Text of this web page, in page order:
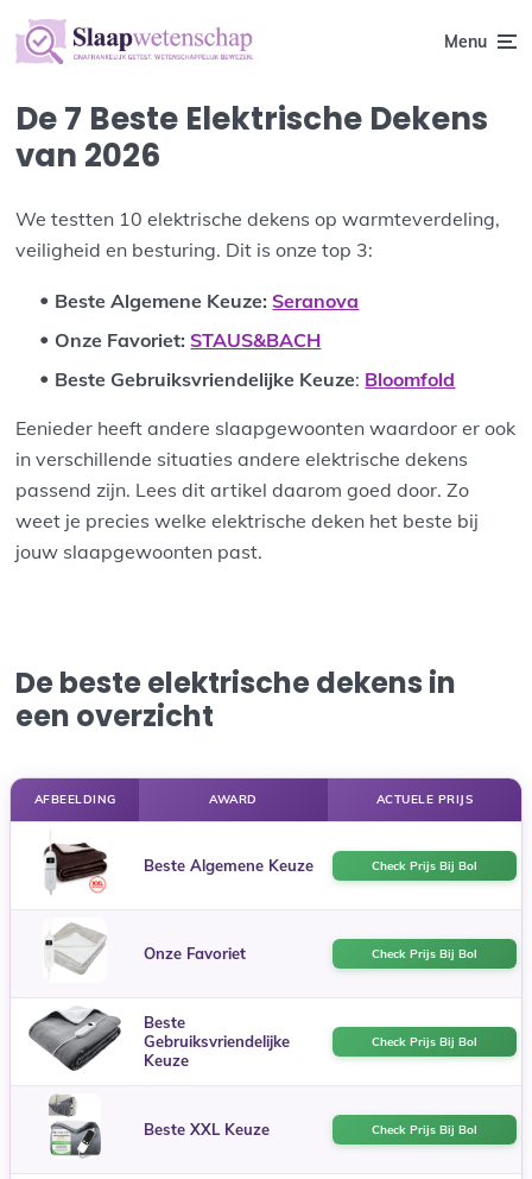
Menu
De 7 Beste Elektrische Dekens
van 2026
We testten 10 elektrische dekens op warmteverdeling,
veiligheid en besturing. Dit is onze top 3:
Beste Algemene Keuze:Seranova
Onze Favoriet:STAUS&BACH
Beste Gebruiksvriendelijke Keuze: Bloomfold
Eenieder heeft andere slaapgewoonten waardoor er ook
in verschillende situaties andere elektrische dekens
passend zijn. Lees dit artikel daarom goed door. Zo
weet je precies welke elektrische deken het beste bij
jouw slaapgewoonten past.
De beste elektrische dekens in
een overzicht
AFBEELDING AWARD ACTUELE PRIJS
Beste Algemene Keuze Check Prijs Bij Bol
Onze Favoriet Check Prijs Bij Bol
Beste
Gebruiksvriendelijke
Keuze
Check Prijs Bij Bol
Beste XXL Keuze Check Prijs Bij Bol